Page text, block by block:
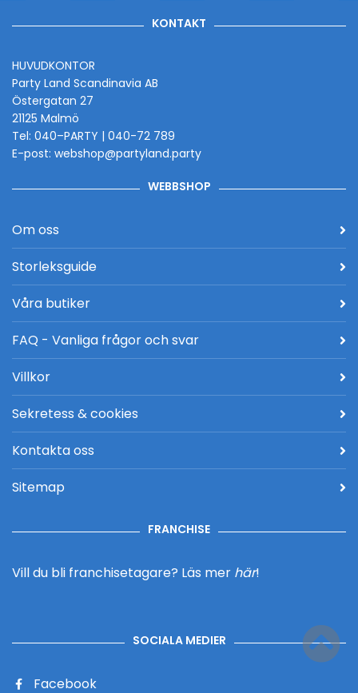
KONTAKT
HUVUDKONTOR
Party Land Scandinavia AB
Östergatan 27
21125 Malmö
Tel: 040–PARTY | 040-72 789
E-post: webshop@partyland.party
WEBBSHOP
Om oss
Storleksguide
Våra butiker
FAQ - Vanliga frågor och svar
Villkor
Sekretess & cookies
Kontakta oss
Sitemap
FRANCHISE
Vill du bli franchisetagare? Läs mer här!
SOCIALA MEDIER
Facebook